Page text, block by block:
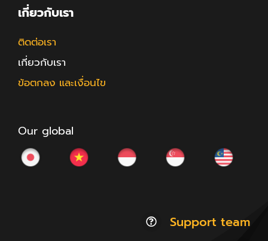
เกี่ยวกับเรา
ติดต่อเรา
เกี่ยวกับเรา
ข้อตกลง และเงื่อนไข
Our global
Support team